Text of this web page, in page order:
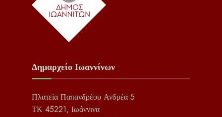
Δημαρχείο Ιωαννίνων
Πλατεία Παπανδρέου Ανδρέα 5
ΤΚ 45221, Ιωάννινα